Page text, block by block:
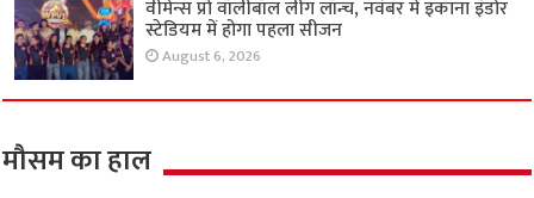
वीमेन्स प्रो वॉलीबॉल लीग लॉन्च, नवंबर में इकाना इंडोर
स्टेडियम में होगा पहला सीजन
August 6, 2026
मौसम का हाल